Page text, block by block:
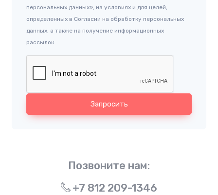
персональных данных», на условиях и для целей,
определенных в Согласии на обработку персональных
данных, а также на получение информационных
рассылок.
Запросить
Позвоните нам:
+7 812 209-1346